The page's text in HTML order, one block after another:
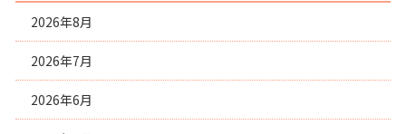
2026年8月
2026年7月
2026年6月